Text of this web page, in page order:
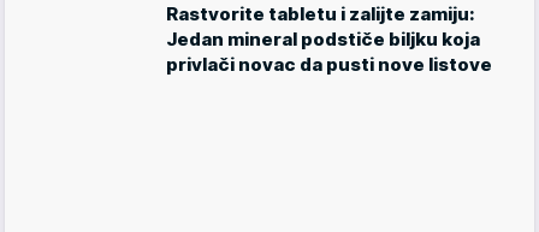
Rastvorite tabletu i zalijte zamiju:
Jedan mineral podstiče biljku koja
privlači novac da pusti nove listove